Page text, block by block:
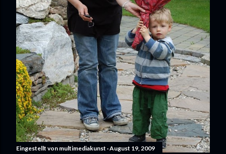
Eingestellt von multimediakunst August 19, 2009